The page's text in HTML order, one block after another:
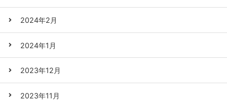
2024年2月
2024年1月
2023年12月
2023年11月